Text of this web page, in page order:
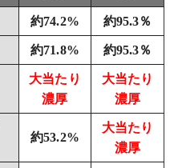
約74.2% 約95.3％
約71.8% 約95.3％
大当たり
濃厚
大当たり
濃厚
約53.2%
大当たり
濃厚